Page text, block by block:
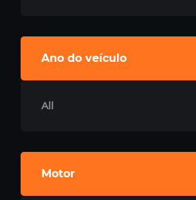
Ano do veículo
All
Motor